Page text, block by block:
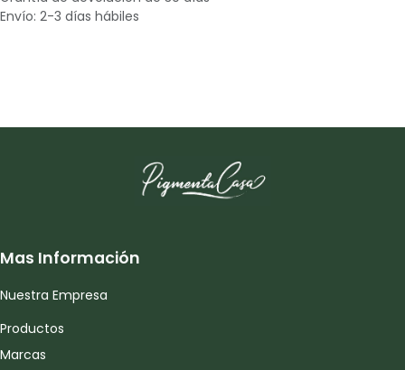
Envío: 2-3 días hábiles
Mas Información
Nuestra Empresa
Productos
Marcas